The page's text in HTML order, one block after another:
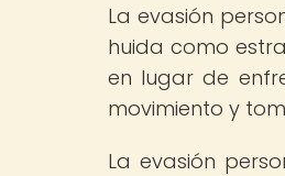
La evasión
huida como
en lugar de
movimiento y
La evasión